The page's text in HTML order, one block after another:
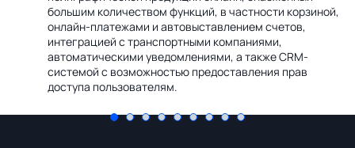
большим количеством функций, в частности корзиной,
онлайн-платежами и автовыставлением счетов,
интеграцией с транспортными компаниями,
автоматическими уведомлениями, а также CRM-
системой с возможностью предоставления прав
доступа пользователям.